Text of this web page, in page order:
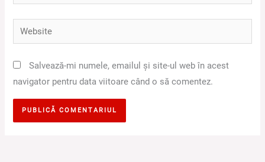
Website
Salvează-mi numele, emailul și site-ul web în acest
navigator pentru data viitoare când o să comentez.